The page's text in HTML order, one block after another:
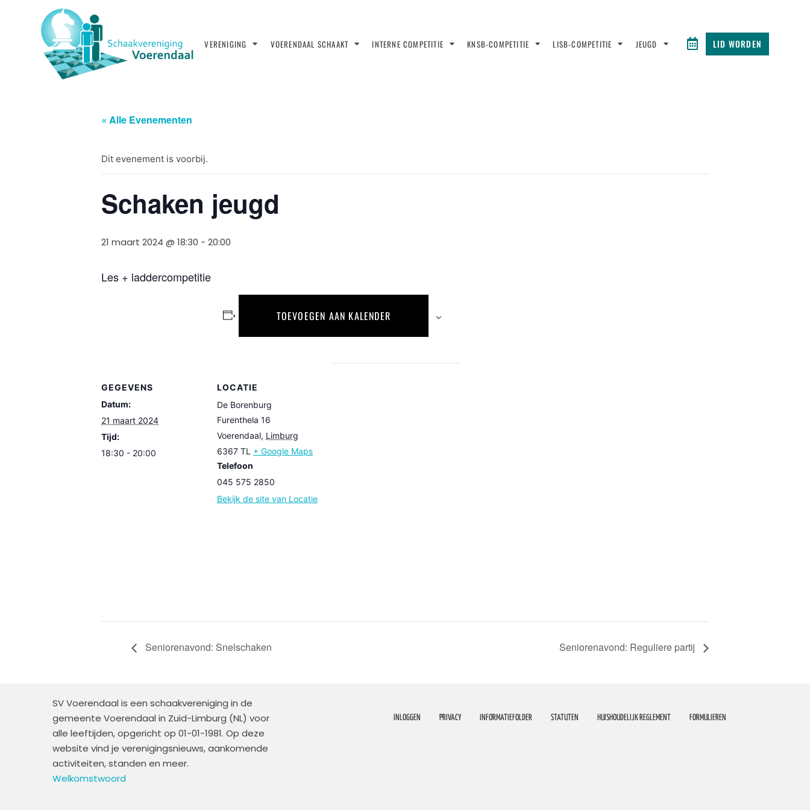
VERENIGING VOERENDAAL SCHAAKT INTERNE COMPETITIE KNSB-COMPETITIE LISB-COMPETITIE JEUGD LID WORDEN
« Alle Evenementen
Dit evenement is voorbij.
Schaken jeugd
21 maart 2024 @ 18:30 - 20:00
Les + laddercompetitie
TOEVOEGEN AAN KALENDER
GEGEVENS
Datum:
21 maart 2024
Tijd:
18:30 - 20:00
LOCATIE
De Borenburg
Furenthela 16
Voerendaal, Limburg
6367 TL + Google Maps
Telefoon
045 575 2850
Bekijk de site van Locatie
Seniorenavond: Snelschaken Seniorenavond: Reguliere partij
SV Voerendaal is een schaakvereniging in de
gemeente Voerendaal in Zuid-Limburg (NL) voor
alle leeftijden, opgericht op 01-01-1981. Op deze
website vind je verenigingsnieuws, aankomende
activiteiten, standen en meer.
Welkomstwoord
INLOGGEN PRIVACY INFORMATIEFOLDER STATUTEN HUISHOUDELIJK REGLEMENT FORMULIEREN